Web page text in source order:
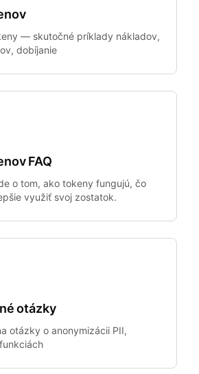
— skutočné príklady nákladov,
dobíjanie
FAQ
o tom, ako tokeny fungujú, čo
využiť svoj zostatok.
otázky
otázky o anonymizácii PII,